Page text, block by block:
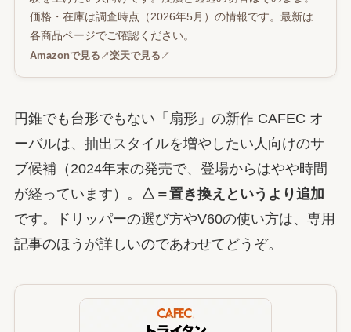
価格・在庫は調査時点（2026年5月）の情報です。最新は
各商品ページでご確認ください。
Amazonで見る ↗楽天で見る ↗
円錐でも台形でもない「扇形」の新作 CAFEC オ
ーバルは、抽出スタイルを増やしたい人向けのサ
ブ候補（2024年末の発売で、登場からはやや時間
が経っています）。
△＝置き換えというより追加
です。ドリッパーの選び方やV60の使い方は、専用
記事のほうが詳しいのであわせてどうぞ。